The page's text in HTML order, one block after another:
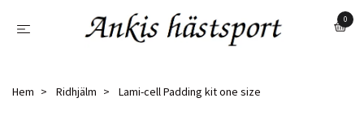
0
Hem Ridhjälm Lami-cell Padding kit one size